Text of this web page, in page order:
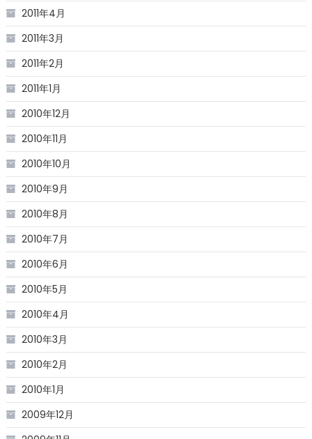
2011年4月
2011年3月
2011年2月
2011年1月
2010年12月
2010年11月
2010年10月
2010年9月
2010年8月
2010年7月
2010年6月
2010年5月
2010年4月
2010年3月
2010年2月
2010年1月
2009年12月